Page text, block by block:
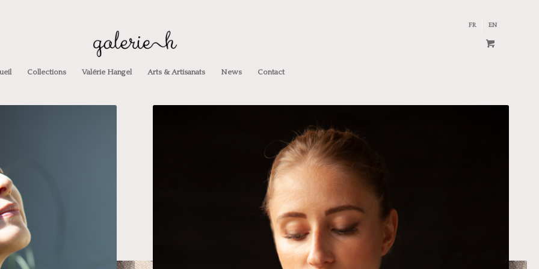
FR EN
Collections Valérie Hangel Arts & Artisanats News Contact